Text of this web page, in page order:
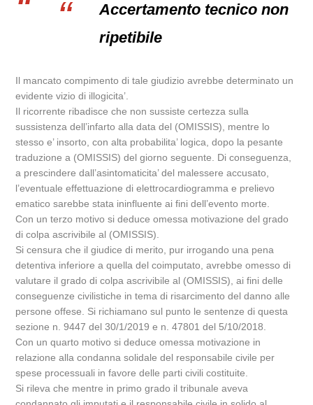
Accertamento tecnico non
ripetibile
Il mancato compimento di tale giudizio avrebbe determinato un
evidente vizio di illogicita’.
Il ricorrente ribadisce che non sussiste certezza sulla
sussistenza dell’infarto alla data del (OMISSIS), mentre lo
stesso e’ insorto, con alta probabilita’ logica, dopo la pesante
traduzione a (OMISSIS) del giorno seguente. Di conseguenza,
a prescindere dall’asintomaticita’ del malessere accusato,
l’eventuale effettuazione di elettrocardiogramma e prelievo
ematico sarebbe stata ininfluente ai fini dell’evento morte.
Con un terzo motivo si deduce omessa motivazione del grado
di colpa ascrivibile al (OMISSIS).
Si censura che il giudice di merito, pur irrogando una pena
detentiva inferiore a quella del coimputato, avrebbe omesso di
valutare il grado di colpa ascrivibile al (OMISSIS), ai fini delle
conseguenze civilistiche in tema di risarcimento del danno alle
persone offese. Si richiamano sul punto le sentenze di questa
sezione n. 9447 del 30/1/2019 e n. 47801 del 5/10/2018.
Con un quarto motivo si deduce omessa motivazione in
relazione alla condanna solidale del responsabile civile per
spese processuali in favore delle parti civili costituite.
Si rileva che mentre in primo grado il tribunale aveva